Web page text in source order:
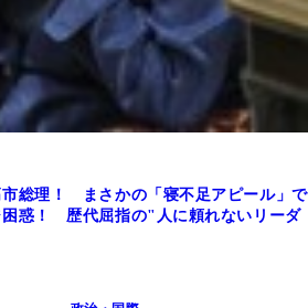
市総理！ まさかの「寝不足アピール」で
困惑！ 歴代屈指の"人に頼れないリーダ